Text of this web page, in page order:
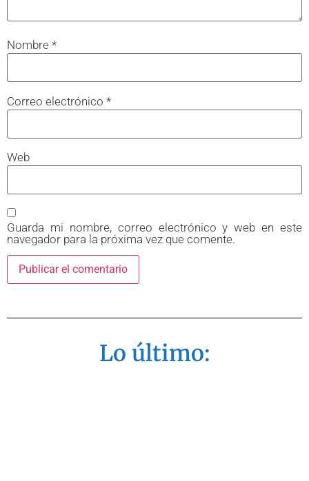
Nombre *
Correo electrónico *
Web
Guarda mi nombre, correo electrónico y web en este
navegador para la próxima vez que comente.
Lo último: